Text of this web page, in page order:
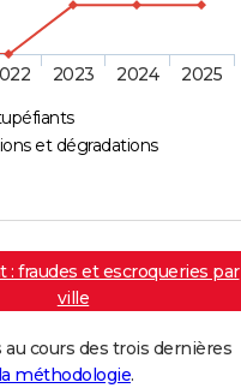
et dégradations
2023 2024 2025
: fraudes et escroqueries par
ville
cours des trois dernières
méthodologie.